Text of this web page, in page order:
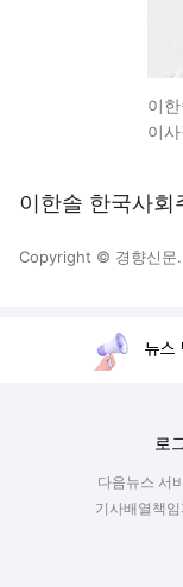
이
이
이한솔 한국사회
Copyright © 경향신문.
뉴스
로
다음뉴스 서
기사배열책